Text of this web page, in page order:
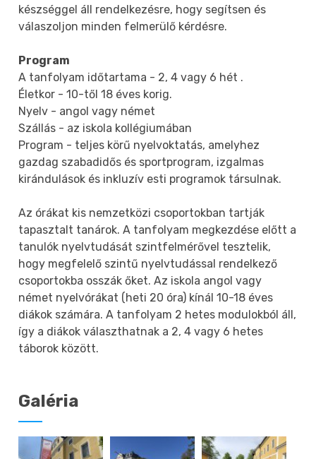
készséggel áll rendelkezésre, hogy segítsen és
válaszoljon minden felmerülő kérdésre.
Program
A tanfolyam időtartama - 2, 4 vagy 6 hét .
Életkor - 10-től 18 éves korig.
Nyelv - angol vagy német
Szállás - az iskola kollégiumában
Program - teljes körű nyelvoktatás, amelyhez
gazdag szabadidős és sportprogram, izgalmas
kirándulások és inkluzív esti programok társulnak.
Az órákat kis nemzetközi csoportokban tartják
tapasztalt tanárok. A tanfolyam megkezdése előtt a
tanulók nyelvtudását szintfelmérővel tesztelik,
hogy megfelelő szintű nyelvtudással rendelkező
csoportokba osszák őket. Az iskola angol vagy
német nyelvórákat (heti 20 óra) kínál 10-18 éves
diákok számára. A tanfolyam 2 hetes modulokból áll,
így a diákok választhatnak a 2, 4 vagy 6 hetes
táborok között.
Galéria